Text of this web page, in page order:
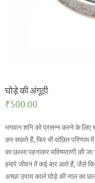
घोड़े की अंगूठी
₹500.00
भगवान शनि को प्रसन्न करने के लिए
कर सकते हैं, फिर भी वांछित परिणाम
का छल्ला पहनाकर भविष्यवाणी की
हमारे जीवन में कई बार आते हैं, जैसे
अच्छा उपाय काले घोड़े की नाल का